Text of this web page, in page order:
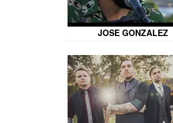
JOSE GONZALEZ